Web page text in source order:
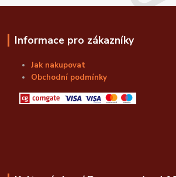
Informace pro zákazníky
Jak nakupovat
Obchodní podmínky